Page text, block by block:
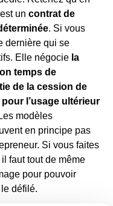
un contrat de
. Si vous
dernière qui se
Elle négocie la
temps de
de la cession de
l’usage ultérieur
modèles
en principe pas
Si vous faites
il faut tout de même
pour pouvoir
défilé.